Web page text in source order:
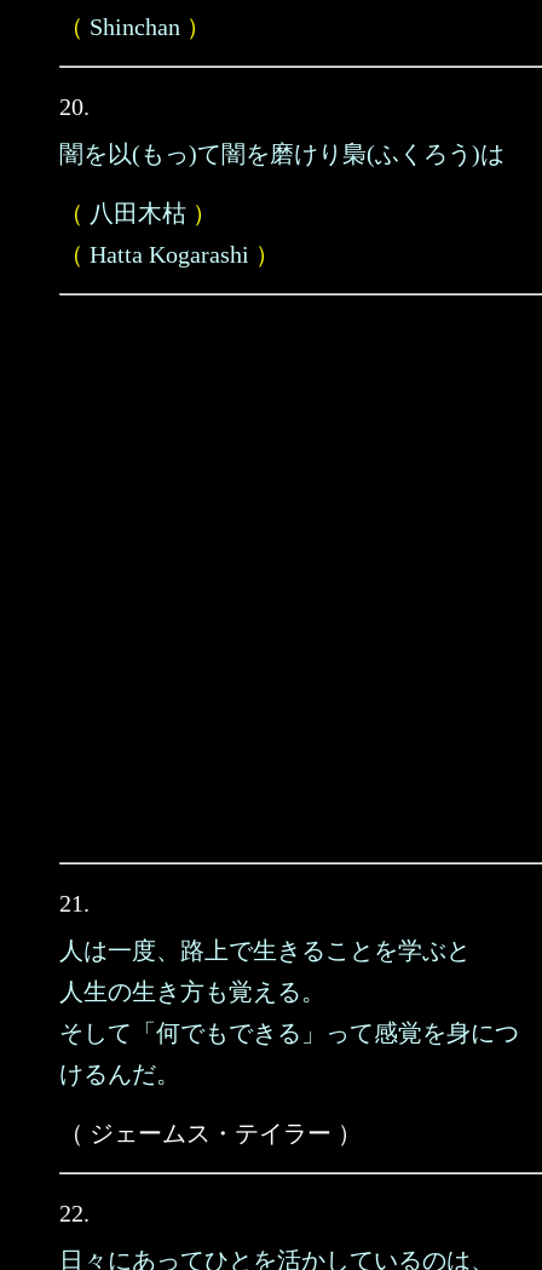
（ Shinchan ）
20.
闇を以(もっ)て闇を磨けり梟(ふくろう)は
（ 八田木枯 ）
（ Hatta Kogarashi ）
21.
人は一度、路上で生きることを学ぶと
人生の生き方も覚える。
そして「何でもできる」って感覚を身につ
けるんだ。
（ ジェームス・テイラー ）
22.
日々にあってひとを活かしているのは、